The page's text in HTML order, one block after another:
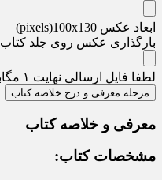
ابعاد عکس pixels)100x130)
بارگذاری عکس روی جلد کتاب
لطفا فایل ارسالی نهایت ۱ مگابایت باشد
مرحله معرفی و درج خلاصه کتاب
معرفی و خلاصه کتاب
مشخصات کتاب: